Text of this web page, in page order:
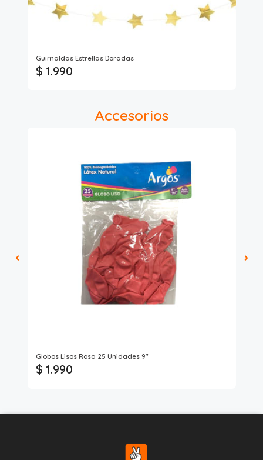
Guirnaldas Estrellas Doradas
$ 1.990
Accesorios
Globos Lisos Rosa 25 Unidades 9"
$ 1.990